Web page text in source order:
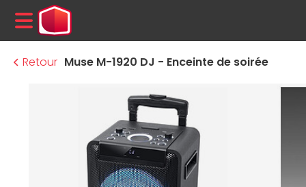
MENU
Retour Muse M-1920 DJ - Enceinte de soirée